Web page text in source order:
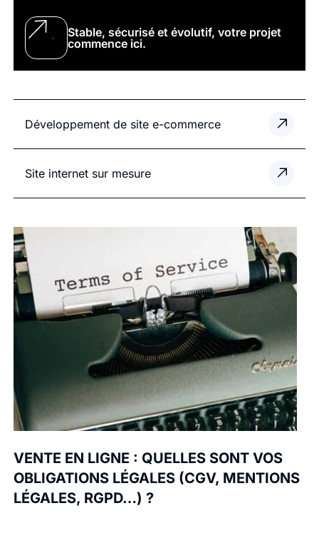
Stable, sécurisé et évolutif, votre projet
commence ici.
Développement de site e-commerce
Site internet sur mesure
VENTE EN LIGNE : QUELLES SONT VOS
OBLIGATIONS LÉGALES (CGV, MENTIONS
LÉGALES, RGPD…) ?